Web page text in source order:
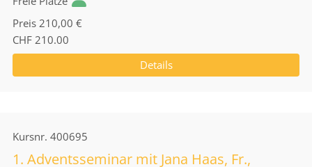
Preis 210,00 €
CHF 210.00
Details
Kursnr. 400695
1. Adventsseminar mit Jana Haas, Fr.,